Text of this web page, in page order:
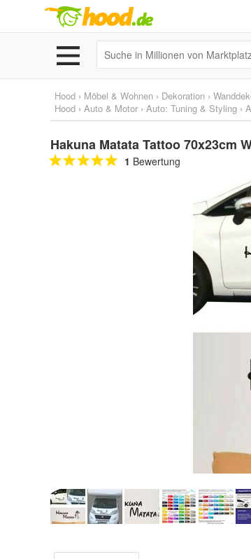
Hood › Möbel & Wohnen › Dekoration ›
Hood › Auto & Motor › Auto: Tuning & Styling ›
Hakuna Matata Tattoo 70x23cm
1 Bewertung